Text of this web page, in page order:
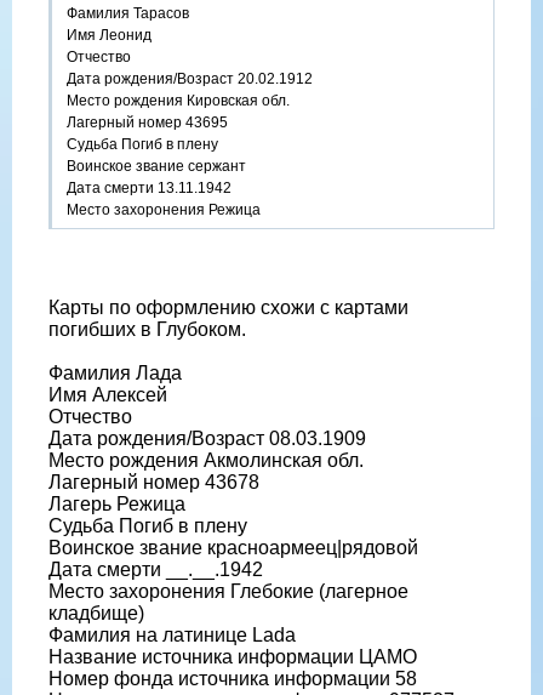
Фамилия Тарасов
Имя Леонид
Отчество
Дата рождения/Возраст 20.02.1912
Место рождения Кировская обл.
Лагерный номер 43695
Судьба Погиб в плену
Воинское звание сержант
Дата смерти 13.11.1942
Место захоронения Режица
Карты по оформлению схожи с картами
погибших в Глубоком.
Фамилия Лада
Имя Алексей
Отчество
Дата рождения/Возраст 08.03.1909
Место рождения Акмолинская обл.
Лагерный номер 43678
Лагерь Режица
Судьба Погиб в плену
Воинское звание красноармеец|рядовой
Дата смерти __.__.1942
Место захоронения Глебокие (лагерное
кладбище)
Фамилия на латинице Lada
Название источника информации ЦАМО
Номер фонда источника информации 58